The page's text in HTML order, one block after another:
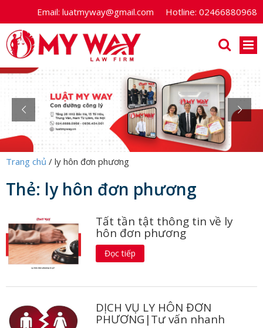
Email: luatmyway@gmail.com Hotline: 02466880968
Trang chủ / ly hôn đơn phương
Thẻ: ly hôn đơn phương
Tất tần tật thông tin về ly
hôn đơn phương
Đọc tiếp
DỊCH VỤ LY HÔN ĐƠN
PHƯƠNG|Tư vấn nhanh